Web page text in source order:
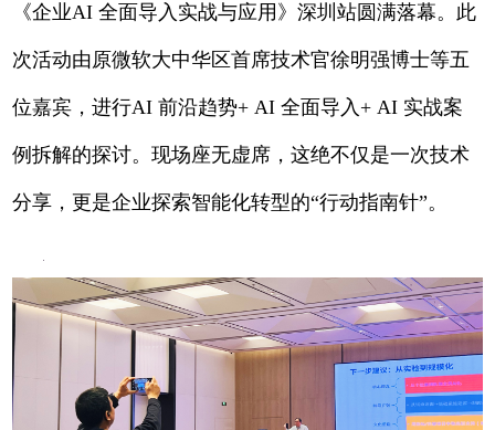
《企业AI 全面导入实战与应用》深圳站圆满落幕。此
次活动由原微软大中华区首席技术官徐明强博士等五
位嘉宾，进行AI 前沿趋势+ AI 全面导入+ AI 实战案
例拆解的探讨。现场座无虚席，这绝不仅是一次技术
分享，更是企业探索智能化转型的“行动指南针”。